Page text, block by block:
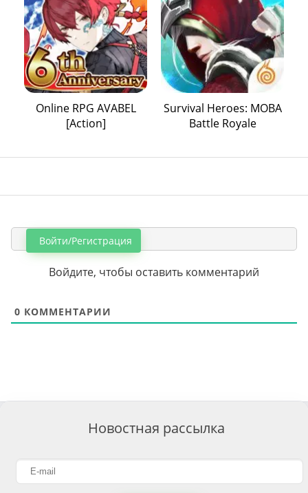
Online RPG AVABEL
[Action]
Survival Heroes: MOBA
Battle Royale
Войти/Регистрация
Войдите, чтобы оставить комментарий
0 КОММЕНТАРИИ
Новостная рассылка